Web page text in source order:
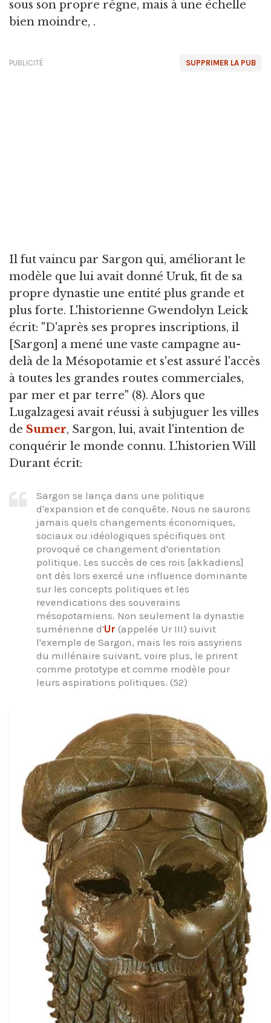
sous son propre règne, mais à une échelle
bien moindre, .
SUPPRIMER LA PUB
PUBLICITÉ
Il fut vaincu par Sargon qui, améliorant le
modèle que lui avait donné Uruk, fit de sa
propre dynastie une entité plus grande et
plus forte. L'historienne Gwendolyn Leick
écrit: "D'après ses propres inscriptions, il
[Sargon] a mené une vaste campagne au-
delà de la Mésopotamie et s'est assuré l'accès
à toutes les grandes routes commerciales,
par mer et par terre" (8). Alors que
Lugalzagesi avait réussi à subjuguer les villes
de Sumer, Sargon, lui, avait l'intention de
conquérir le monde connu. L'historien Will
Durant écrit:
Sargon se lança dans une politique
d'expansion et de conquête. Nous ne saurons
jamais quels changements économiques,
sociaux ou idéologiques spécifiques ont
provoqué ce changement d'orientation
politique. Les succès de ces rois [akkadiens]
ont dès lors exercé une influence dominante
sur les concepts politiques et les
revendications des souverains
mésopotamiens. Non seulement la dynastie
sumérienne d'Ur (appelée Ur III) suivit
l'exemple de Sargon, mais les rois assyriens
du millénaire suivant, voire plus, le prirent
comme prototype et comme modèle pour
leurs aspirations politiques. (52)